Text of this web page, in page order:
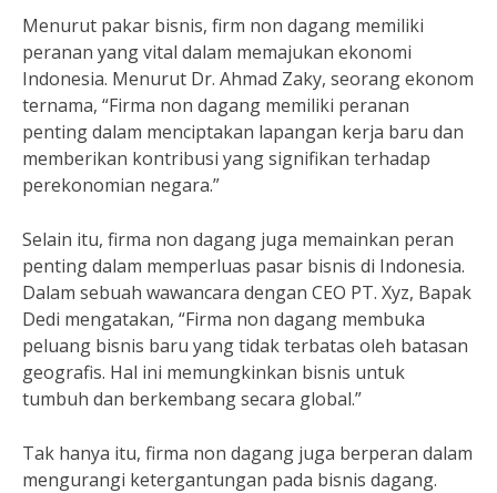
Menurut pakar bisnis, firm non dagang memiliki
peranan yang vital dalam memajukan ekonomi
Indonesia. Menurut Dr. Ahmad Zaky, seorang ekonom
ternama, “Firma non dagang memiliki peranan
penting dalam menciptakan lapangan kerja baru dan
memberikan kontribusi yang signifikan terhadap
perekonomian negara.”
Selain itu, firma non dagang juga memainkan peran
penting dalam memperluas pasar bisnis di Indonesia.
Dalam sebuah wawancara dengan CEO PT. Xyz, Bapak
Dedi mengatakan, “Firma non dagang membuka
peluang bisnis baru yang tidak terbatas oleh batasan
geografis. Hal ini memungkinkan bisnis untuk
tumbuh dan berkembang secara global.”
Tak hanya itu, firma non dagang juga berperan dalam
mengurangi ketergantungan pada bisnis dagang.